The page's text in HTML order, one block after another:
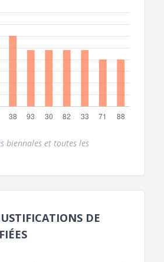
biennales et toutes les
DE